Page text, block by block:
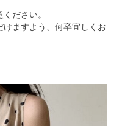
ださい。
ますよう、何卒宜しくお